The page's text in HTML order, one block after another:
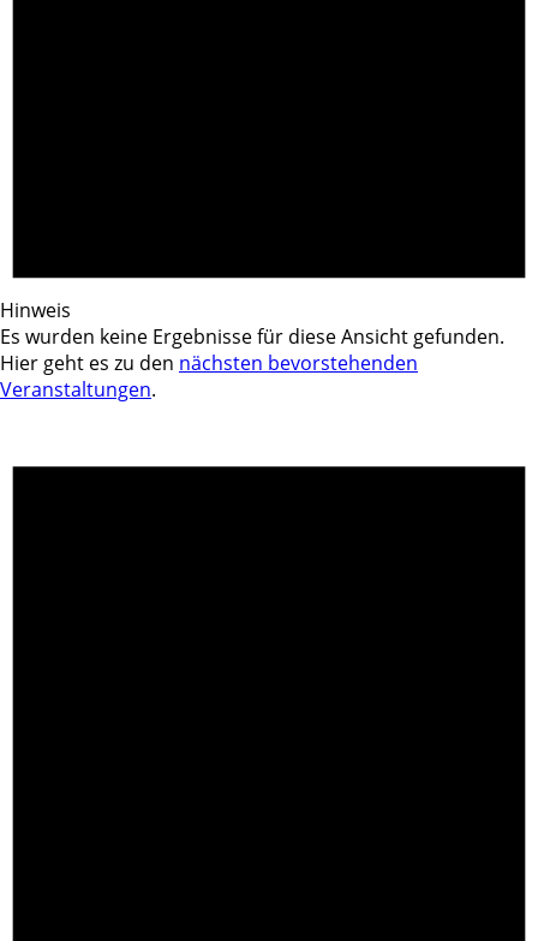
Hinweis
Es wurden keine Ergebnisse für diese Ansicht gefunden.
Hier geht es zu den nächsten bevorstehenden
Veranstaltungen.